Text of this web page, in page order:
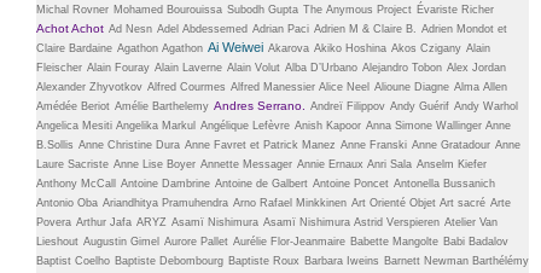
Michal Rovner Mohamed Bourouissa Subodh Gupta The Anymous Project Évariste Richer
Achot Achot Ad Nesn Adel Abdessemed Adrian Paci Adrien M & Claire B. Adrien Mondot et
Claire Bardaine Agathon Agathon Ai Weiwei Akarova Akiko Hoshina Akos Czigany Alain
Fleischer Alain Fouray Alain Laverne Alain Volut Alba D’Urbano Alejandro Tobon Alex Jordan
Alexander Zhyvotkov Alfred Courmes Alfred Manessier Alice Neel Alioune Diagne Alma Allen
Amédée Beriot Amélie Barthelemy Andres Serrano. Andreï Filippov Andy Guérif Andy Warhol
Angelica Mesiti Angelika Markul Angélique Lefèvre Anish Kapoor Anna Simone Wallinger Anne
B.Sollis Anne Christine Dura Anne Favret et Patrick Manez Anne Franski Anne Gratadour Anne
Laure Sacriste Anne Lise Boyer Annette Messager Annie Ernaux Anri Sala Anselm Kiefer
Anthony McCall
Antoine Dambrine Antoine de Galbert Antoine Poncet Antonella Bussanich
Antonio Oba Ariandhitya Pramuhendra Arno Rafael Minkkinen Art Orienté Objet Art sacré Arte
Povera Arthur Jafa ARYZ Asamï Nishimura Asamï Nishimura Astrid Verspieren Atelier Van
Lieshout Augustin Gimel Aurore Pallet Aurélie Flor-Jeanmaire Babette Mangolte Babi Badalov
Baptist Coelho Baptiste Debombourg Baptiste Roux Barbara Iweins Barnett Newman Barthélémy